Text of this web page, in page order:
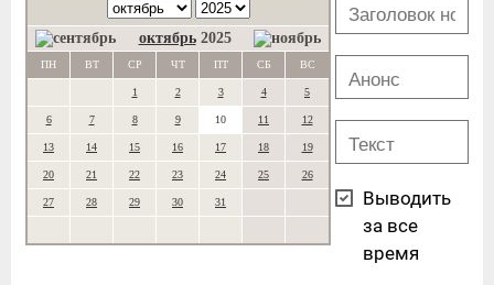
октябрь 2025
ПН ВТ СР ЧТ ПТ СБ ВС
1 2 3 4 5
6 7 8 9 10 11 12
13 14 15 16 17 18 19
20 21 22 23 24 25 26
27 28 29 30 31
Выводить
за все
время